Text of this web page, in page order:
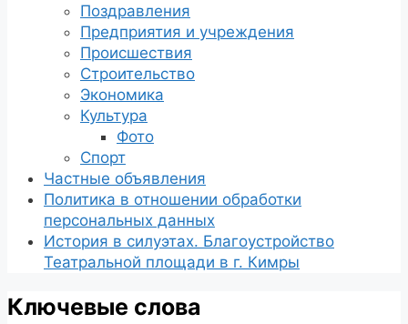
Поздравления
Предприятия и учреждения
Происшествия
Строительство
Экономика
Культура
Фото
Спорт
Частные объявления
Политика в отношении обработки
персональных данных
История в силуэтах. Благоустройство
Театральной площади в г. Кимры
Ключевые слова